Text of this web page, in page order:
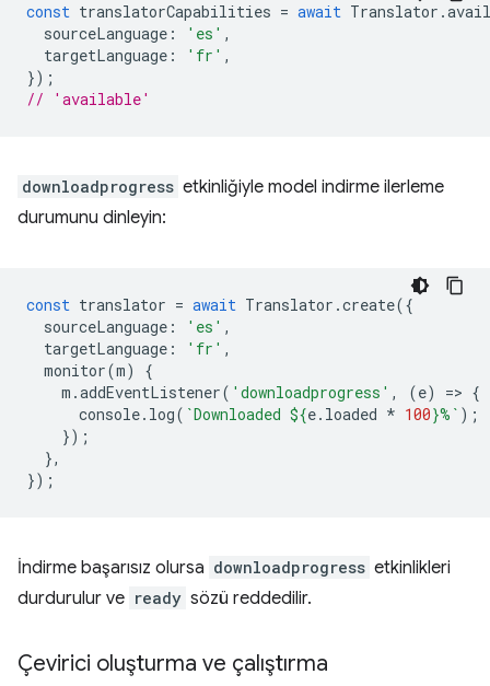
const translatorCapabilities = await Translator .
sourceLanguage : 'es' ,
targetLanguage : 'fr' ,
});
// 'available'
downloadprogress etkinliğiyle model indirme ilerleme
durumunu dinleyin:
const translator = await Translator .create({
sourceLanguage : 'es' ,
targetLanguage : 'fr' ,
monitor(m)
{
m .addEventListener( 'downloadprogress' , (e) => {
console. log( `Downloaded ${e. loaded * 100}%` );
});
},
});
İndirme başarısız olursa downloadprogress etkinlikleri
durdurulur ve ready sözü reddedilir.
Çevirici oluşturma ve çalıştırma